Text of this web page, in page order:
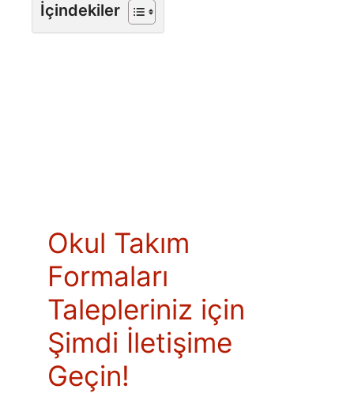
İçindekiler
Okul Takım
Formaları
Talepleriniz için
Şimdi İletişime
Geçin!